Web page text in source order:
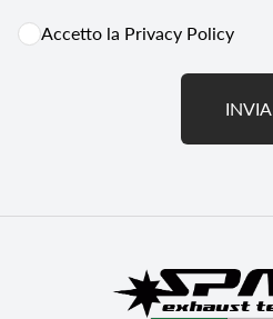
Accetto la Privacy Policy
INVIA